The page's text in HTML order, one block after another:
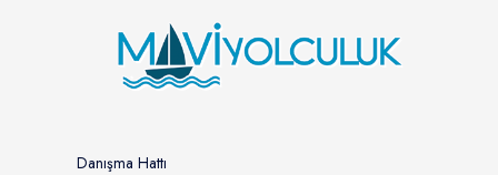
Danışma Hattı